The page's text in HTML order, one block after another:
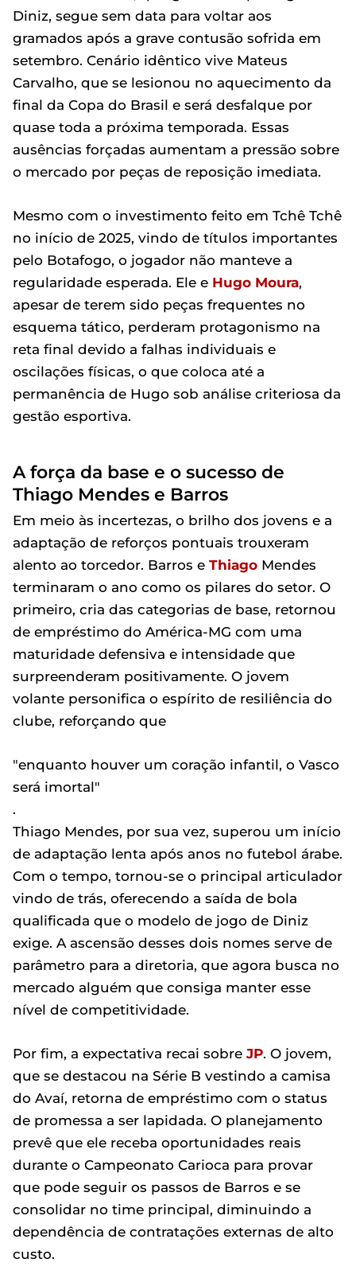
Diniz, segue sem data para voltar aos
gramados após a grave contusão sofrida em
setembro. Cenário idêntico vive Mateus
Carvalho, que se lesionou no aquecimento da
final da Copa do Brasil e será desfalque por
quase toda a próxima temporada. Essas
ausências forçadas aumentam a pressão sobre
o mercado por peças de reposição imediata.
Mesmo com o investimento feito em Tchê Tchê
no início de 2025, vindo de títulos importantes
pelo Botafogo, o jogador não manteve a
regularidade esperada. Ele e Hugo Moura,
apesar de terem sido peças frequentes no
esquema tático, perderam protagonismo na
reta final devido a falhas individuais e
oscilações físicas, o que coloca até a
permanência de Hugo sob análise criteriosa da
gestão esportiva.
A força da base e o sucesso de
Thiago Mendes e Barros
Em meio às incertezas, o brilho dos jovens e a
adaptação de reforços pontuais trouxeram
alento ao torcedor. Barros e Thiago Mendes
terminaram o ano como os pilares do setor. O
primeiro, cria das categorias de base, retornou
de empréstimo do América-MG com uma
maturidade defensiva e intensidade que
surpreenderam positivamente. O jovem
volante personifica o espírito de resiliência do
clube, reforçando que
"enquanto houver um coração infantil, o Vasco
será imortal"
.
Thiago Mendes, por sua vez, superou um início
de adaptação lenta após anos no futebol árabe.
Com o tempo, tornou-se o principal articulador
vindo de trás, oferecendo a saída de bola
qualificada que o modelo de jogo de Diniz
exige. A ascensão desses dois nomes serve de
parâmetro para a diretoria, que agora busca no
mercado alguém que consiga manter esse
nível de competitividade.
Por fim, a expectativa recai sobre JP. O jovem,
que se destacou na Série B vestindo a camisa
do Avaí, retorna de empréstimo com o status
de promessa a ser lapidada. O planejamento
prevê que ele receba oportunidades reais
durante o Campeonato Carioca para provar
que pode seguir os passos de Barros e se
consolidar no time principal, diminuindo a
dependência de contratações externas de alto
custo.